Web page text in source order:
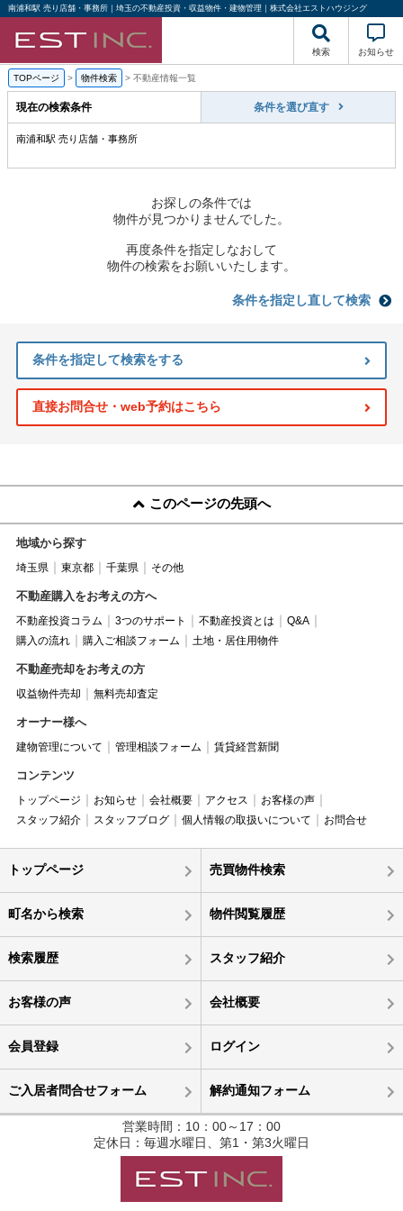
南浦和駅 売り店舗・事務所｜埼玉の不動産投資・収益物件・建物管理｜株式会社エストハウジング
検索 お知らせ
TOPページ > 物件検索 > 不動産情報一覧
現在の検索条件 条件を選び直す
南浦和駅 売り店舗・事務所
お探しの条件では
物件が見つかりませんでした。
再度条件を指定しなおして
物件の検索をお願いいたします。
条件を指定し直して検索
条件を指定して検索をする
直接お問合せ・web予約はこちら
このページの先頭へ
地域から探す
埼玉県 東京都 千葉県 その他
不動産購入をお考えの方へ
不動産投資コラム 3つのサポート 不動産投資とは
Q&A
購入の流れ
購入ご相談フォーム 土地・居住用物件
不動産売却をお考えの方
収益物件売却 無料売却査定
オーナー様へ
建物管理について 管理相談フォーム 賃貸経営新聞
コンテンツ
トップページ お知らせ 会社概要 アクセス
お客様の声
スタッフ紹介
スタッフブログ 個人情報の取扱いについて お問合せ
トップページ 売買物件検索
町名から検索 物件閲覧履歴
検索履歴 スタッフ紹介
お客様の声 会社概要
会員登録 ログイン
ご入居者問合せフォーム 解約通知フォーム
営業時間：10：00～17：00
定休日：毎週水曜日、第1・第3火曜日